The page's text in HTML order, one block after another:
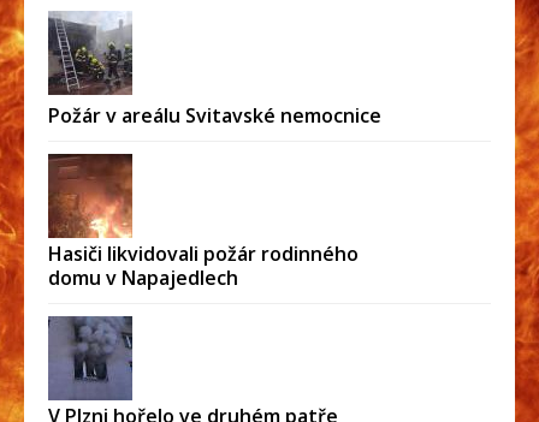
Požár v areálu Svitavské nemocnice
Hasiči likvidovali požár rodinného
domu v Napajedlech
V Plzni hořelo ve druhém patře